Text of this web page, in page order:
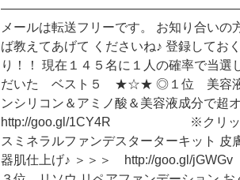
メールは転送フリーです。 お知り合い
ば教えてあげて くださいね♪ 登録してお
り！！ 現在１４５名に１人の確率で
だいた ベスト５ ★☆★ ◎１位 美容液
ンシリコン＆アミノ酸＆美容液成分で超
http://goo.gl/1CY4R ※クリック
スミネラルファンデスターターキット 皮
器肌仕上げ♪ ＞＞＞ http://goo.gl/